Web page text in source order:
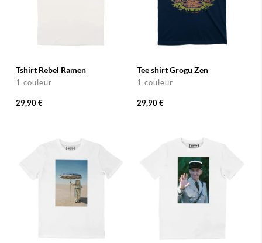
Tshirt Rebel Ramen
1 couleur
29,90 €
Tee shirt Grogu Zen
1 couleur
29,90 €